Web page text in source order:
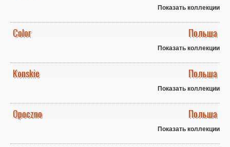
Показать коллекции
Color Польша
Показать коллекции
Konskie Польша
Показать коллекции
Opoczno Польша
Показать коллекции